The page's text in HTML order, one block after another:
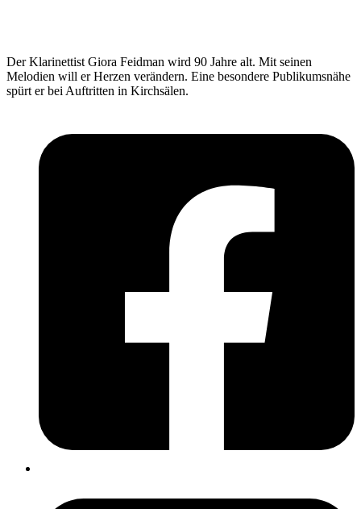
Der Klarinettist Giora Feidman wird 90 Jahre alt. Mit seinen
Melodien will er Herzen verändern. Eine besondere Publikumsnähe
spürt er bei Auftritten in Kirchsälen.